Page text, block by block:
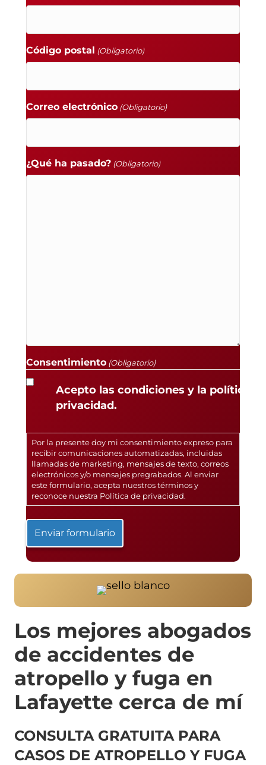
Código postal (Obligatorio)
Correo electrónico (Obligatorio)
¿Qué ha pasado? (Obligatorio)
Consentimiento (Obligatorio)
Acepto las condiciones y la política
privacidad.
Por la presente doy mi consentimiento expreso para
recibir comunicaciones automatizadas, incluidas
llamadas de marketing, mensajes de texto, correos
electrónicos y/o mensajes pregrabados. Al enviar
este formulario, acepta nuestros términos y
reconoce nuestra Política de privacidad.
Los mejores abogados
de accidentes de
atropello y fuga en
Lafayette cerca de mí
CONSULTA GRATUITA PARA
CASOS DE ATROPELLO Y FUGA